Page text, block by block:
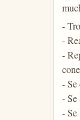
-
-
-
- Se
- Se
- Se